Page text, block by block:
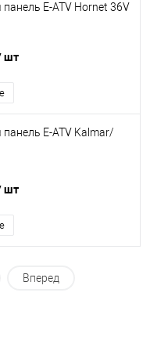
E-ATV Hornet 36V
шт
E-ATV Kalmar/
шт
Вперед